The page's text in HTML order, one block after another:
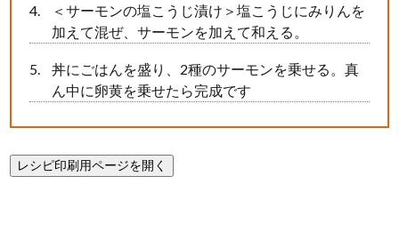
＜サーモンの塩こうじ漬け＞塩こうじにみりんを
加えて混ぜ、サーモンを加えて和える。
丼にごはんを盛り、2種のサーモンを乗せる。真
ん中に卵黄を乗せたら完成です